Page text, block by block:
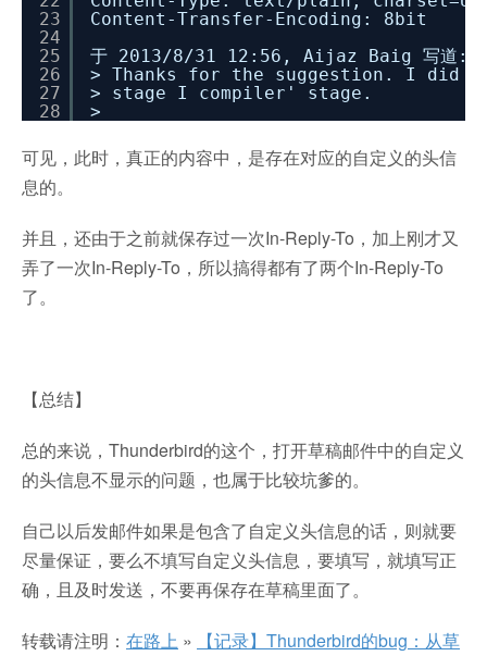
23
24
25
26
27
28
Content-Transfer-Encoding: 8bit
于 2013/8/31 12:56, Aijaz Baig 写道:
> Thanks for the suggestion. I
> stage I compiler' stage.
>
可见，此时，真正的内容中，是存在对应的自定义的头信
息的。
并且，还由于之前就保存过一次In-Reply-To，加上刚才又
弄了一次In-Reply-To，所以搞得都有了两个In-Reply-To
了。
【总结】
总的来说，Thunderbird的这个，打开草稿邮件中的自定义
的头信息不显示的问题，也属于比较坑爹的。
自己以后发邮件如果是包含了自定义头信息的话，则就要
尽量保证，要么不填写自定义头信息，要填写，就填写正
确，且及时发送，不要再保存在草稿里面了。
转载请注明： 在路上 »
【记录】Thunderbird的bug：从草